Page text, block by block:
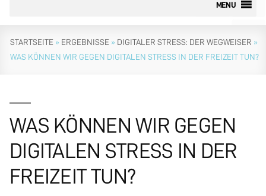
MENU
STARTSEITE » ERGEBNISSE » DIGITALER STRESS: DER WEGWEISER »
WAS KÖNNEN WIR GEGEN DIGITALEN STRESS IN DER FREIZEIT TUN?
WAS KÖNNEN WIR GEGEN
DIGITALEN STRESS IN DER
FREIZEIT TUN?